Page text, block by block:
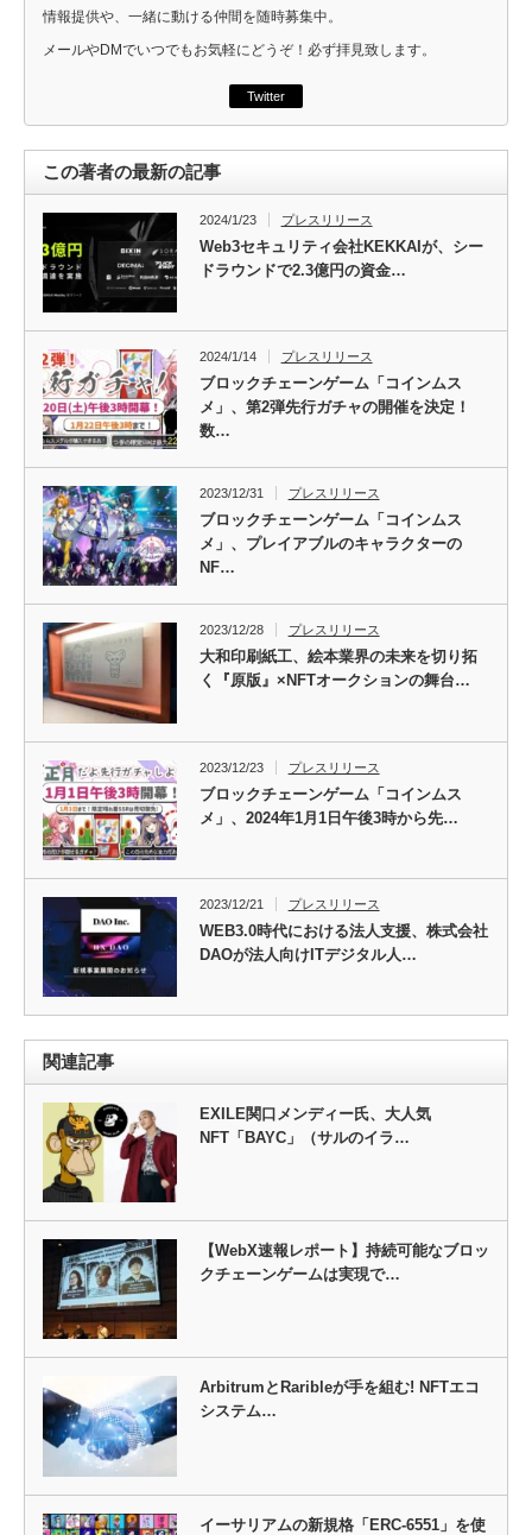
情報提供や、一緒に動ける仲間を随時募集中。
メールやDMでいつでもお気軽にどうぞ！必ず拝見致します。
Twitter
この著者の最新の記事
2024/1/23 プレスリリース
Web3セキュリティ会社KEKKAIが、シー
ドラウンドで2.3億円の資金…
2024/1/14 プレスリリース
ブロックチェーンゲーム「コインムス
メ」、第2弾先行ガチャの開催を決定！
数…
2023/12/31 プレスリリース
ブロックチェーンゲーム「コインムス
メ」、プレイアブルのキャラクターの
NF…
2023/12/28 プレスリリース
大和印刷紙工、絵本業界の未来を切り拓
く『原版』×NFTオークションの舞台…
2023/12/23 プレスリリース
ブロックチェーンゲーム「コインムス
メ」、2024年1月1日午後3時から先…
2023/12/21 プレスリリース
WEB3.0時代における法人支援、株式会社
DAOが法人向けITデジタル人…
関連記事
EXILE関口メンディー氏、大人気
NFT「BAYC」（サルのイラ…
【WebX速報レポート】持続可能なブロッ
クチェーンゲームは実現で…
ArbitrumとRaribleが手を組む! NFTエコ
システム…
イーサリアムの新規格「ERC-6551」を使